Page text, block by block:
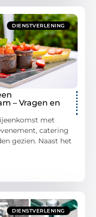
DIENSTVERLENING
– Vragen en
met
catering
gezien. Naast het
DIENSTVERLENING